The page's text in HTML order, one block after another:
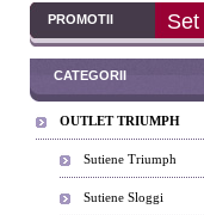
PROMOTII
Set 21455 Sutien
CATEGORII
OUTLET TRIUMPH
Sutiene Triumph
Sutiene Sloggi